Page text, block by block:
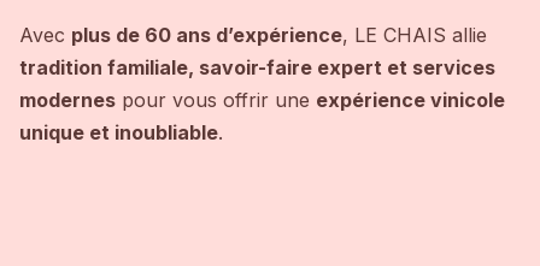
Avec plus de 60 ans d’expérience, LE CHAIS allie
tradition familiale, savoir-faire expert et services
modernes pour vous offrir une expérience vinicole
unique et inoubliable.